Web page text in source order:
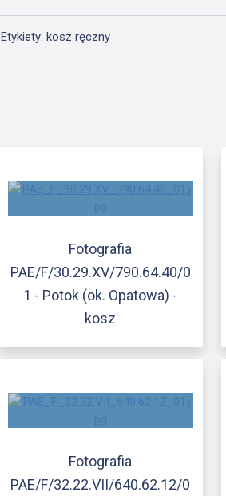
Etykiety: kosz ręczny
Fotografia
PAE/F/30.29.XV/790.64.40/0
1 - Potok (ok. Opatowa) -
kosz
Fotografia
PAE/F/32.22.VII/640.62.12/0